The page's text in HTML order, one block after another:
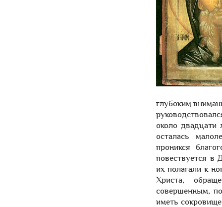
глубоким
около двадцати
осталась
проникся
повествуется в
их полагали к
Христа,
совершенным,
иметь